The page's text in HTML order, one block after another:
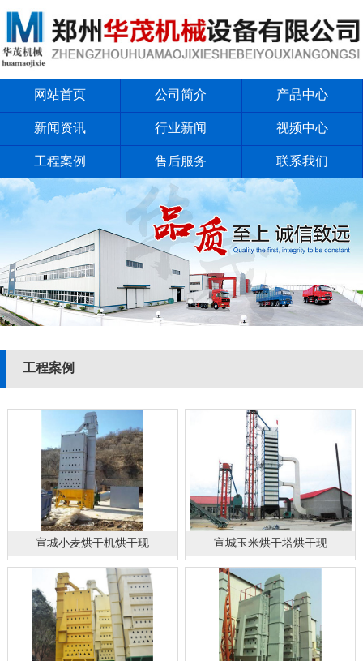
网站首页 公司简介 产品中心
新闻资讯 行业新闻 视频中心
工程案例 售后服务 联系我们
工程案例
宣城小麦烘干机烘干现 宣城玉米烘干塔烘干现